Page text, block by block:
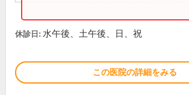
休診日: 水午後、土午後、日、祝
この医院の詳細をみる